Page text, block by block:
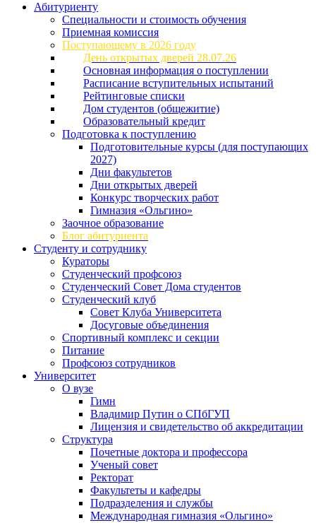
Абитуриенту
Специальности и стоимость обучения
Приемная комиссия
Поступающему в 2026 году
День открытых дверей 28.07.26
Основная информация о поступлении
Расписание вступительных испытаний
Рейтинговые списки
Дом студентов (общежитие)
Образовательный кредит
Подготовка к поступлению
Подготовительные курсы (для поступающих
2027)
Дни факультетов
Дни открытых дверей
Конкурс творческих работ
Гимназия «Ольгино»
Заочное образование
Блог абитуриента
Студенту и сотруднику
Кураторы
Студенческий профсоюз
Студенческий Совет Дома студентов
Студенческий клуб
Совет Клуба Университета
Досуговые объединения
Спортивный комплекс и секции
Питание
Профсоюз сотрудников
Университет
О вузе
Гимн
Владимир Путин о СПбГУП
Лицензия и свидетельство об аккредитации
Структура
Почетные доктора и профессора
Ученый совет
Ректорат
Факультеты и кафедры
Подразделения и службы
Международная гимназия «Ольгино»